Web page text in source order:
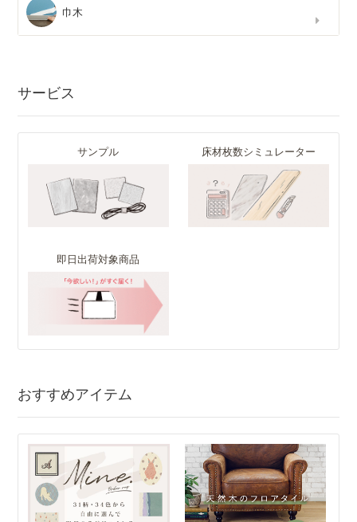
巾木
サービス
サンプル 床材枚数シミュレーター
即日出荷対象商品
おすすめアイテム